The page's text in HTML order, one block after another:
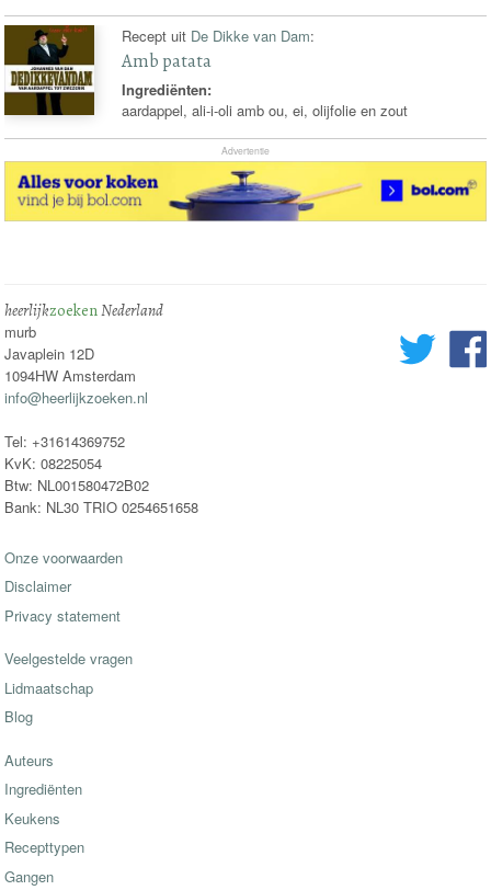
Recept uit De Dikke van Dam:
Amb patata
Ingrediënten:
aardappel, ali-i-oli amb ou, ei, olijfolie en zout
Advertentie
heerlijkzoekenNederland
murb
Javaplein 12D
1094HW Amsterdam
info@heerlijkzoeken.nl
Tel: +31614369752
KvK: 08225054
Btw: NL001580472B02
Bank: NL30 TRIO 0254651658
Onze voorwaarden
Disclaimer
Privacy statement
Veelgestelde vragen
Lidmaatschap
Blog
Auteurs
Ingrediënten
Keukens
Recepttypen
Gangen